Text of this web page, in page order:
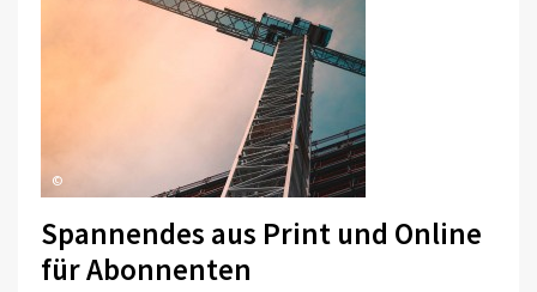
©
Spannendes aus Print und Online
für Abonnenten